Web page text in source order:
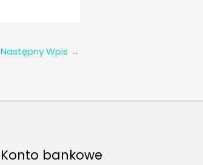
Następny Wpis →
Konto bankowe